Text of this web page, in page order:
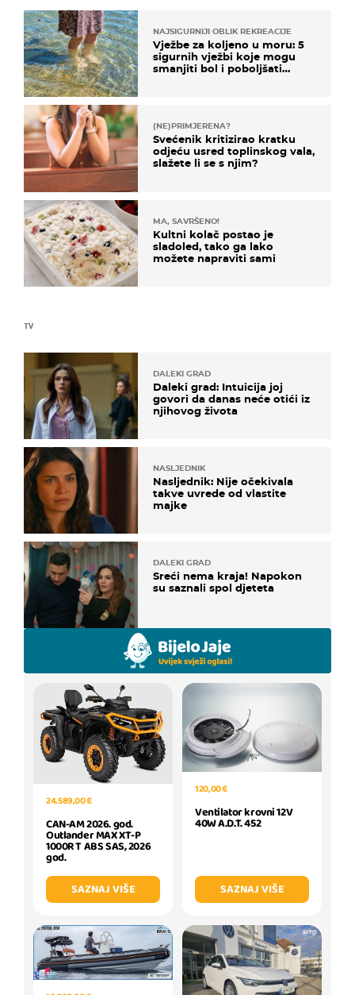
TV
DALEKI GRAD
Daleki grad: Intuicija joj
govori da danas neće otići iz
njihovog života
NASLJEDNIK
Nasljednik: Nije očekivala
takve uvrede od vlastite
majke
DALEKI GRAD
Sreći nema kraja! Napokon
su saznali spol djeteta
NAJSIGURNIJI OBLIK REKREACIJE
Vježbe za koljeno u moru: 5
sigurnih vježbi koje mogu
smanjiti bol i poboljšati
(NE)PRIMJERENA?
Svećenik kritizirao kratku
odjeću usred toplinskog vala,
slažete li se s njim?
MA, SAVRŠENO!
Kultni kolač postao je
sladoled, tako ga lako
možete napraviti sami
24.589,00 €
CAN-AM 2026. god.
Outlander MAX XT-P
1000R T ABS SAS, 2026
god.
SAZNAJ VIŠE
120,00 €
Ventilator krovni 12V
40W A.D.T. 452
SAZNAJ VIŠE